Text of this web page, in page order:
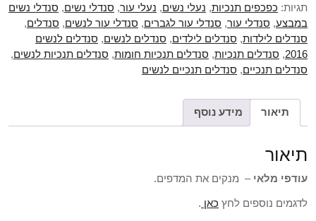
תגיות: כפכפים תנכיות, נעלי נשים, נעלי עור, סנדלי נשים, סנדלי נשים
במבצע, סנדלי עור, סנדלי עור לגברים, סנדלי עור לנשים, סנדלים,
סנדלים לילדות, סנדלים לילדים, סנדלים לנשים, סנדלים לנשים
2016
, סנדלים תנכיות, סנדלים תנכיות חומות, סנדלים תנכיות לנשים,
סנדלים תנכיים, סנדלים תנכיים לנשים
תיאור מידע נוסף
תיאור
עודפי מלאי – מנקים את המדפים.
לדגמים נוספים לחץ כאן .